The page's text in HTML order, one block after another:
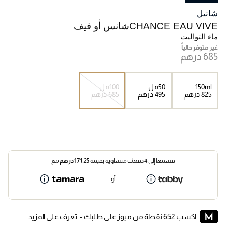
شانيل
CHANCE EAU VIVEشانس أو فيف
ماء التواليت
غير متوفر حالياً
150ml
⁦825⁩ درهم
50مل
⁦495⁩ درهم
100مل
⁦685⁩ درهم
قسمها إلى 4 دفعات متساوية بقيمة 171.25درهممع
أو
اكسب 652 نقطة من ميوز على طلبك - تعرف على المزيد